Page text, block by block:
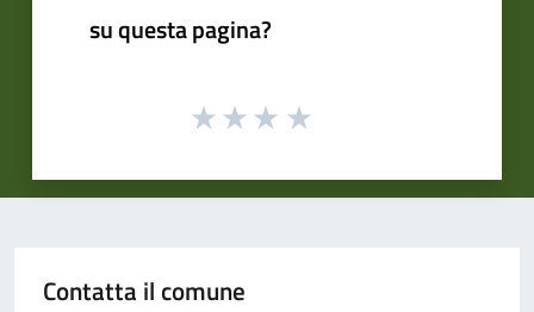
su questa pagina?
Contatta il comune